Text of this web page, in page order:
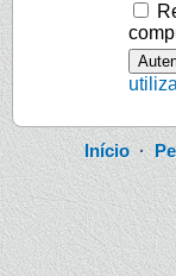
Início·